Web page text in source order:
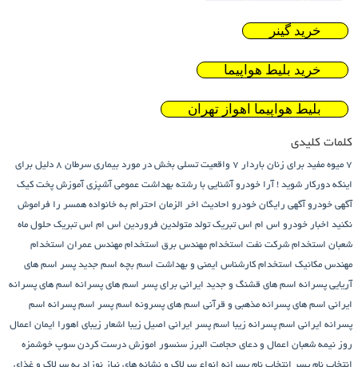
هواپیما
اهواز تهران
7 واقعیت تسلی بخش در مورد بیماری سرطان
8 دلیل برای
! آرا خودرو آشنایی با رشته بهداشت عمومی آشپزی آموزش پخت کیک
رایگان خودرو احادیث اخر الزمان احترام به خانواده همسر را فراموش
اس ام اس تبریک تولد متولدین فروردین اس ام اس تبریک حلول ماه
شرکت نفت استخدام مهندس برق استخدام مهندس عمران استخدام
استخدام کارشناس ایمنی و بهداشت اسم بچه اسم جدید پسر اسم های
های قشنگ و جدید ایرانی برای پسر اسم های پسرانه
اسم های پسرانه
مذهبی و قرآنی اسم های پسرونه اسم پسر اسم پسرانه اسم
پسرانه زیبا اسم پسر ایرانی اصیل زیبا اشعار زیبای اهورا ایمان اعمال
اعمال و دعای حجامت البرز سنسور اموزش درست کردن سوپ خوشمزه